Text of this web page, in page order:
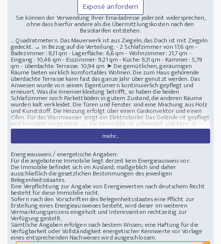
Exposé anfordern
Sie können der Verwendung Ihrer Emailadresse jederzeit widersprechen,
ohne dass hierfür andere als die Übermittlungskosten nach den
Basistarifen entstehen.
... Quadratmetern. Das Mauerwerk ist aus Ziegeln, das Dach ist mit Ziegeln
gedeckt. → In Bezug auf die Verteilung: - 2 Schlafzimmer von 17,6 qm -
Badezimmer : 8,11 qm - Lagerfläche: 6,6 qm - Wohnzimmer: 21,7 qm -
Eingang : 10,46 qm - Esszimmer: 9,21 qm - Küche: 8,11 qm - Kammer: 5,79
qm - überdachte Terrasse: 10,94 qm ➤ Die gemütlichen, geräumigen
Räume bieten wirklich komfortables Wohnen. Die zum Haus gehörende
überdachte Terrasse kann fast das ganze Jahr über genutzt werden. Das
Anwesen wurde von seinen Eigentümern kontinuierlich gepflegt und
erneuert. Was die Innenverkleidung betrifft, so haben die beiden
Schlafzimmer noch Parkettböden in gutem Zustand, die anderen Räume
wurden kalt verkleidet. Die Türen und Fenster sind eine Mischung aus Holz
und Kunststoff. Die Heizung erfolgt über einen Gaskonvektor und einen
Ofen. Für das Warmwasser sorgt ein Elektroboiler. Das Gelände ist gepflegt
und komplett eingezäunt. → Die Immobilie ist unbelastet und kann in
kurzer Zeit in Besitz genommen werden. → Zalaszentgrót Thermalbad,
Kehidakustàny 10 Minuten vom Haus entfernt, → Thermalbad Hévíz,
Plattensee 30 Minuten entfernt, → Das Thermalbad Zalakaros erreichen
Sie in 1 Stunde. ➤ Zalaszentgrót ist eine angenehme, lebenswerte
Kleinstadt mit Restaurants, Cafés, Kindergarten, Grund- und Mittelschule,
Klinik, Apotheke, Regierungsfenster und vielen anderen Dienstleistungen.
→ Wenn Ihnen die Immobilie gefällt, kontaktieren Sie uns bitte
vertrauensvoll, das Haus kann zu einem vereinbarten Zeitpunkt besichtigt
werden!
Lage in der Nähe von: Kurbad KehidakustányIm Komitat Zala ein 96m2
Haus mit 986m2 Grund
mehr...
Energieausweis / energetische Angaben:
Für die angebotene Immobilie liegt derzeit kein Energieausweis vor.
Die Immobilie befindet sich im Ausland; maßgeblich sind daher
ausschließlich die gesetzlichen Bestimmungen des jeweiligen
Belegenheitsstaates.
Eine Verpflichtung zur Angabe von Energiewerten nach deutschem Recht
besteht für diese Immobilie nicht.
Sofern nach den Vorschriften des Belegenheitsstaates eine Pflicht zur
Erstellung eines Energieausweises besteht, wird dieser im weiteren
Vermarktungsprozess eingeholt und Interessenten rechtzeitig zur
Verfügung gestellt.
Sämtliche Angaben erfolgen nach bestem Wissen; eine Haftung für die
Verfügbarkeit oder Vollständigkeit energetischer Kennwerte vor Vorlage
eines entsprechenden Nachweises wird ausgeschlossen.